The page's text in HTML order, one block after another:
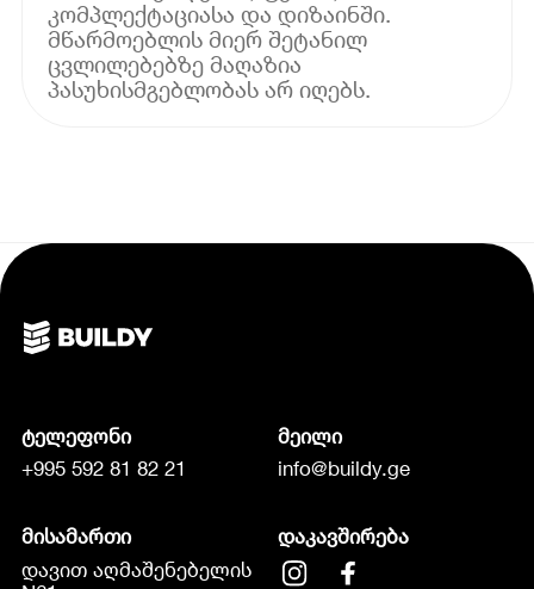
კომპლექტაციასა და დიზაინში.
მწარმოებლის მიერ შეტანილ
ცვლილებებზე მაღაზია
პასუხისმგებლობას არ იღებს.
ტელეფონი
+995 592 81 82 21
მეილი
info@buildy.ge
მისამართი
დავით აღმაშენებელის
დაკავშირება